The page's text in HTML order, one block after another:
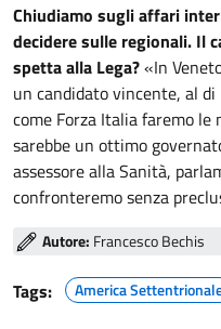
Chiudiamo sugli affari
decidere sulle regionali. Il
spetta alla Lega?«In
un candidato vincente, al
come Forza Italia faremo le
sarebbe un ottimo
assessore alla Sanità,
confronteremo senza
Autore: Francesco Bechis
Tags: America